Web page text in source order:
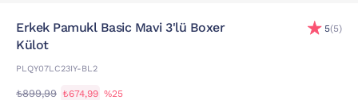
Erkek Pamukl Basic Mavi 3'lü Boxer
Külot
PLQY07LC23IY-BL2
5(5)
₺899,99 ₺674,99 %25